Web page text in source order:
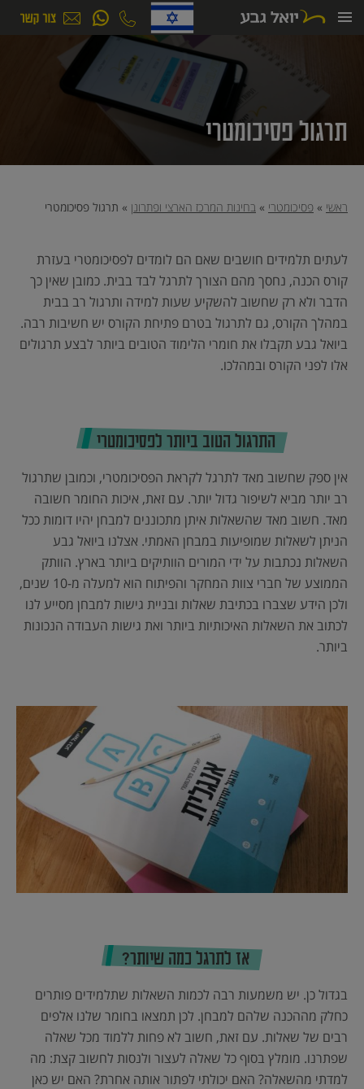
לתוכן
תרגול פסיכומטרי
ראשי » פסיכומטרי » בחינות המרכז הארצי ופתרונן » תרגול פסיכומטרי
לעתים תלמידים חושבים שאם הם לומדים לפסיכומטרי בעזרת
קורס הכנה, נחסך מהם הצורך לתרגל לבד בבית. כמובן שאין כך
הדבר ולא רק שחשוב להשקיע שעות למידה ותרגול רב בבית
במהלך הקורס, גם לתרגול בטרם פתיחת הקורס יש חשיבות רבה.
ביואל גבע תקבלו את חומרי הלימוד הטובים ביותר לבצע תרגולים
אלו לפני הקורס ובמהלכו.
התרגול הטוב ביותר לפסיכומטרי
אין ספק שחשוב מאד לתרגל לקראת הפסיכומטרי, וכמובן שתרגול
רב יותר מביא לשיפור גדול יותר. עם זאת, איכות החומר חשובה
מאד. חשוב מאד שהשאלות איתן מתכוננים למבחן יהיו דומות ככל
הניתן לשאלות שמופיעות במבחן האמתי. אצלנו ביואל גבע
השאלות נכתבות על ידי המורים הוותיקים ביותר בארץ. הוותק
הממוצע של חברי צוות המחקר והפיתוח הוא למעלה מ-10 שנים,
ולכן הידע שצברו בכתיבת שאלות ובניית גישות למבחן מסייע לנו
לכתוב את השאלות האיכותיות ביותר ואת גישות העבודה הנכונות
ביותר.
אז לתרגל כמה שיותר?
בגדול כן. יש משמעות רבה לכמות השאלות שתלמידים פותרים
כחלק מההכנה שלהם למבחן. לכן תמצאו בחומר שלנו אלפים
רבים של שאלות. עם זאת, חשוב לא פחות ללמוד מכל שאלה
שפתרנו. מומלץ בסוף כל שאלה לעצור ולנסות לחשוב קצת: מה
למדתי מהשאלה? האם יכולתי לפתור אותה אחרת? האם יש כאן